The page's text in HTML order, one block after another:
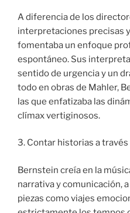
A diferencia de los
interpretaciones precisas
fomentaba un enfoque
espontáneo. Sus
sentido de urgencia y un
todo en obras de Mahler,
las que enfatizaba las
clímax vertiginosos.
3. Contar historias a través
Bernstein creía en la
narrativa y comunicación,
piezas como viajes